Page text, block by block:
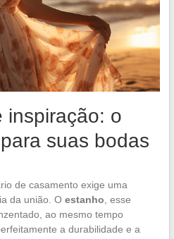
inspiração: o
suas bodas
de casamento exige uma
da união. O estanho, esse
ao mesmo tempo
a durabilidade e a